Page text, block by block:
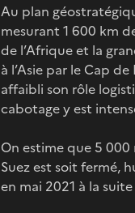
Au plan
mesurant 1 600 km
de l’Afrique et la
à l’Asie par le Cap
affaibli son rôle
cabotage y est
On estime que 5 000
Suez est soit fermé,
en mai 2021 à la